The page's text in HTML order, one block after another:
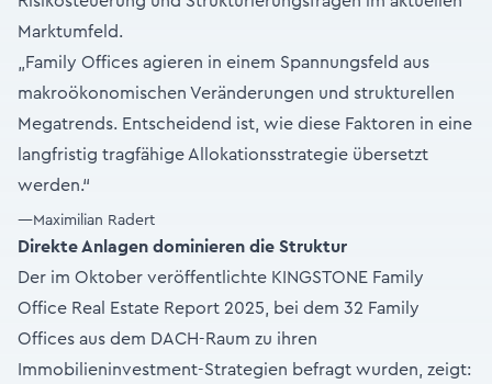
Marktumfeld.
„Family Offices agieren in einem Spannungsfeld aus
makroökonomischen Veränderungen und strukturellen
Megatrends. Entscheidend ist, wie diese Faktoren in eine
langfristig tragfähige Allokationsstrategie übersetzt
werden.“
—Maximilian Radert
Direkte Anlagen dominieren die Struktur
Der im Oktober veröffentlichte KINGSTONE Family
Office Real Estate Report 2025, bei dem 32 Family
Offices aus dem DACH-Raum zu ihren
Immobilieninvestment-Strategien befragt wurden, zeigt: